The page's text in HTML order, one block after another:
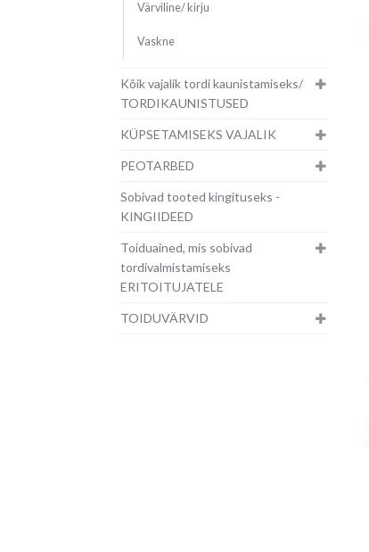
Värviline/ kirju
Vaskne
Kõik vajalik tordi kaunistamiseks/
TORDIKAUNISTUSED
KÜPSETAMISEKS VAJALIK
PEOTARBED
Sobivad tooted kingituseks -
KINGIIDEED
Toiduained, mis sobivad
tordivalmistamiseks
ERITOITUJATELE
TOIDUVÄRVID